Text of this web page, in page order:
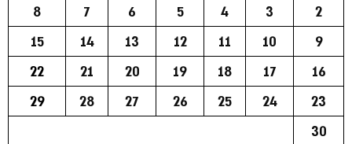
2
3
4
5
6
7
8
9
10
11
12
13
14
15
16
17
18
19
20
21
22
23
24
25
26
27
28
29
30